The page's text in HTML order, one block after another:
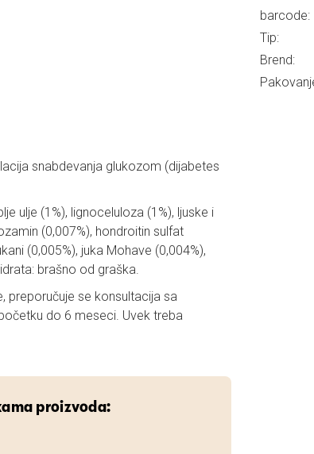
snabdevanja glukozom (dijabetes
ulje (1%), lignoceluloza (1%), ljuske i
(0,007%), hondroitin sulfat
(0,005%), juka Mohave (0,004%),
brašno od graška.
preporučuje se konsultacija sa
do 6 meseci. Uvek treba
proizvoda:
barcode:
Tip:
Brend: